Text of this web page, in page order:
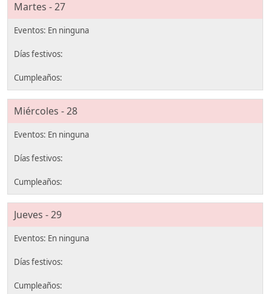
Martes - 27
Miércoles - 28
Jueves - 29